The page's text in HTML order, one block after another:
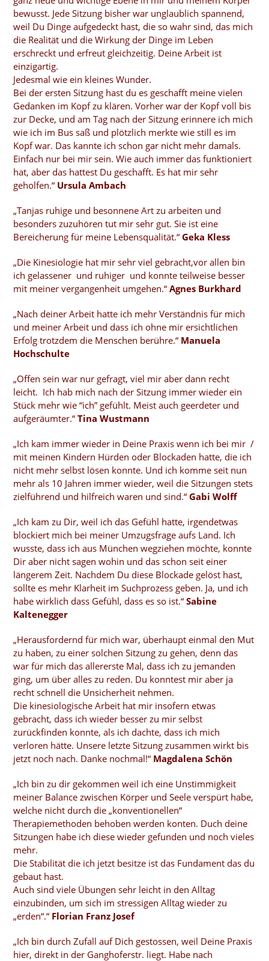
bewusst. Jede Sitzung bisher war unglaublich spannend,
weil Du Dinge aufgedeckt hast, die so wahr sind, das mich
die Realität und die Wirkung der Dinge im Leben
erschreckt und erfreut gleichzeitig. Deine Arbeit ist
einzigartig.
Jedesmal wie ein kleines Wunder.
Bei der ersten Sitzung hast du es geschafft meine vielen
Gedanken im Kopf zu klären. Vorher war der Kopf voll bis
zur Decke, und am Tag nach der Sitzung erinnere ich mich
wie ich im Bus saß und plötzlich merkte wie still es im
Kopf war. Das kannte ich schon gar nicht mehr damals.
Einfach nur bei mir sein. Wie auch immer das funktioniert
hat, aber das hattest Du geschafft. Es hat mir sehr
geholfen.“ Ursula Ambach
„Tanjas ruhige und besonnene Art zu arbeiten und
besonders zuzuhören tut mir sehr gut. Sie ist eine
Bereicherung für meine Lebensqualität.“Geka Kless
„Die Kinesiologie hat mir sehr viel gebracht,vor allen bin
ich gelassener und ruhiger und konnte teilweise besser
mit meiner vergangenheit umgehen.“Agnes Burkhard
„Nach deiner Arbeit hatte ich mehr Verständnis für mich
und meiner Arbeit und dass ich ohne mir ersichtlichen
Erfolg trotzdem die Menschen berühre.“ Manuela
Hochschulte
„Offen sein war nur gefragt, viel mir aber dann recht
leicht. Ich hab mich nach der Sitzung immer wieder ein
Stück mehr wie “ich” gefühlt. Meist auch geerdeter und
aufgeräumter.“Tina Wustmann
„Ich kam immer wieder in Deine Praxis wenn ich bei mir /
mit meinen Kindern Hürden oder Blockaden hatte, die ich
nicht mehr selbst lösen konnte. Und ich komme seit nun
mehr als 10 Jahren immer wieder, weil die Sitzungen stets
zielführend und hilfreich waren und sind.“Gabi Wolff
„Ich kam zu Dir, weil ich das Gefühl hatte, irgendetwas
blockiert mich bei meiner Umzugsfrage aufs Land. Ich
wusste, dass ich aus München wegziehen möchte, konnte
Dir aber nicht sagen wohin und das schon seit einer
längerem Zeit. Nachdem Du diese Blockade gelöst hast,
sollte es mehr Klarheit im Suchprozess geben. Ja, und ich
habe wirklich dass Gefühl, dass es so ist.“Sabine
Kaltenegger
„Herausfordernd für mich war, überhaupt einmal den Mut
zu haben, zu einer solchen Sitzung zu gehen, denn das
war für mich das allererste Mal, dass ich zu jemanden
ging, um über alles zu reden. Du konntest mir aber ja
recht schnell die Unsicherheit nehmen.
Die kinesiologische Arbeit hat mir insofern etwas
gebracht, dass ich wieder besser zu mir selbst
zurückfinden konnte, als ich dachte, dass ich mich
verloren hätte. Unsere letzte Sitzung zusammen wirkt bis
jetzt noch nach. Danke nochmal!“ Magdalena Schön
„Ich bin zu dir gekommen weil ich eine Unstimmigkeit
meiner Balance zwischen Körper und Seele verspürt habe,
welche nicht durch die „konventionellen“
Therapiemethoden behoben werden konten. Duch deine
Sitzungen habe ich diese wieder gefunden und noch vieles
mehr.
Die Stabilität die ich jetzt besitze ist das Fundament das du
gebaut hast.
Auch sind viele Übungen sehr leicht in den Alltag
einzubinden, um sich im stressigen Alltag wieder zu
„erden“.“ Florian Franz Josef
„Ich bin durch Zufall auf Dich gestossen, weil Deine Praxis
hier, direkt in der Ganghoferstr. liegt. Habe nach